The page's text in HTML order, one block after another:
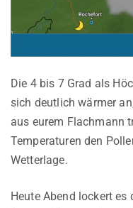
Die 4 bis 7 Grad als
sich deutlich wärmer
aus eurem Flachmann
Temperaturen den
Wetterlage.
Heute Abend lockert